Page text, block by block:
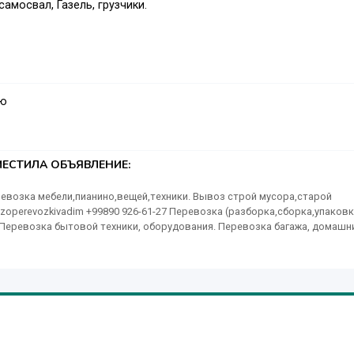
Газель, грузчики.
ОБЪЯВЛЕНИЕ:
мебели,пианино,вещей,техники. Вывоз строй мусора,старой
+99890 926-61-27 Перевозка
бытовой техники, оборудования. Перевозка багажа,